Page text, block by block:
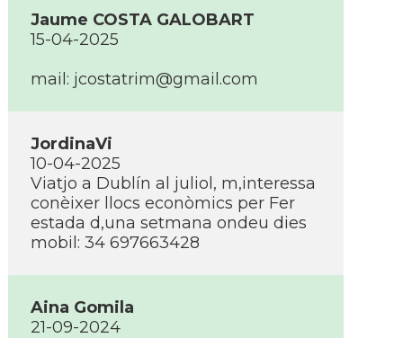
Jaume COSTA GALOBART
15-04-2025
mail: jcostatrim@gmail.com
JordinaVi
10-04-2025
Viatjo a Dublín al juliol, m,interessa
conèixer llocs econòmics per Fer
estada d,una setmana ondeu dies
mobil: 34 697663428
Aina Gomila
21-09-2024